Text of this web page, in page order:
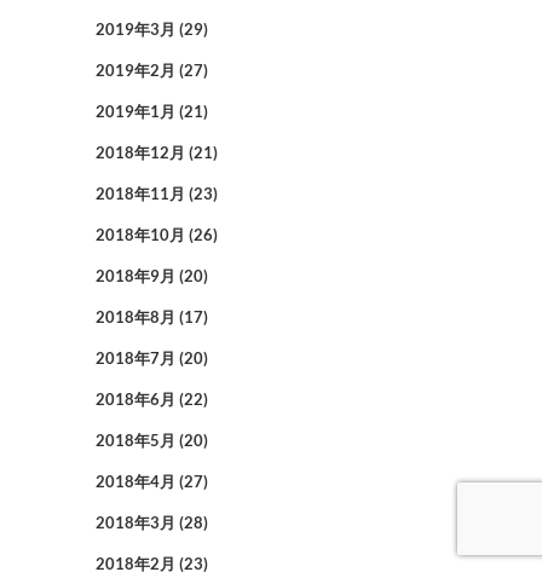
2019年3月 (29)
2019年2月 (27)
2019年1月 (21)
2018年12月 (21)
2018年11月 (23)
2018年10月 (26)
2018年9月 (20)
2018年8月 (17)
2018年7月 (20)
2018年6月 (22)
2018年5月 (20)
2018年4月 (27)
2018年3月 (28)
2018年2月 (23)